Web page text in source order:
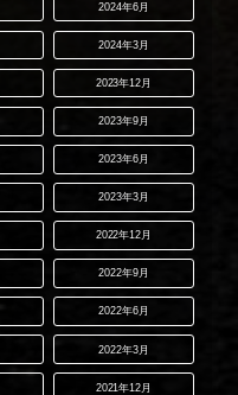
2024年6月
2024年3月
2023年12月
2023年9月
2023年6月
2023年3月
2022年12月
2022年9月
2022年6月
2022年3月
2021年12月